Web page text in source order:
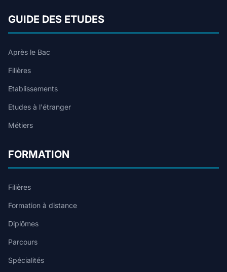
GUIDE DES ETUDES
Après le Bac
Filières
Etablissements
Etudes à l'étranger
Métiers
FORMATION
Filières
Formation à distance
Diplômes
Parcours
Spécialités